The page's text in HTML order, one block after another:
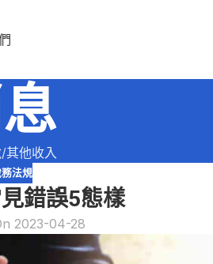
其他收入
法規
錯誤5態樣
2023-04-28